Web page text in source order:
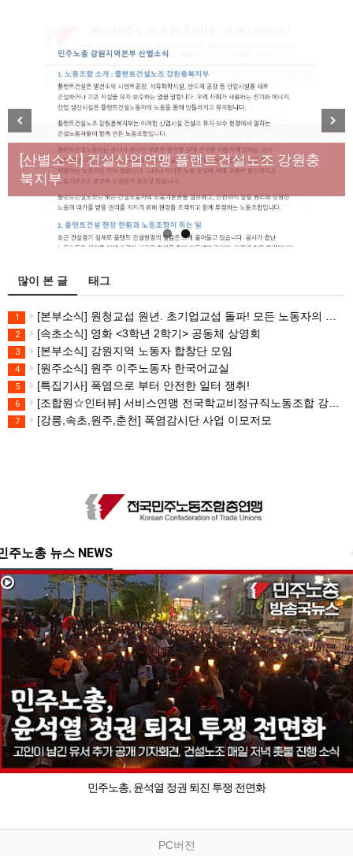
[성명] 막을 수 있었던 죽음, HL만도가 책임져라 : 청
년노동자 사망사고의 철저한 진상규명과 재발방지
대책 마련하라
[산별소식] 건설산업연맹 플랜트건설노조 강원충
북지부
Previous Next
많이 본 글 태그
1 [본부소식] 원청교섭 원년. 초기업교섭 돌파! 모든 노동자의 노동기본권 쟁취! 민주노총 7.15 총파업대회
2 [속초소식] 영화 <3학년 2학기> 공동체 상영회
3 [본부소식] 강원지역 노동자 합창단 모임
4 [원주소식] 원주 이주노동자 한국어교실
5 [특집기사] 폭염으로 부터 안전한 일터 쟁취!
6 [조합원☆인터뷰] 서비스연맹 전국학교비정규직노동조합 강원지부 김유미 춘천지회장
7 [강릉,속초,원주,춘천] 폭염감시단 사업 이모저모
주노총 뉴스 NEWS
민주노총, 윤석열 정권 퇴진 투쟁 전면화
PC버전